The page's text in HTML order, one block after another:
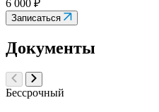
6 000 ₽
Записаться
Документы
Бессрочный